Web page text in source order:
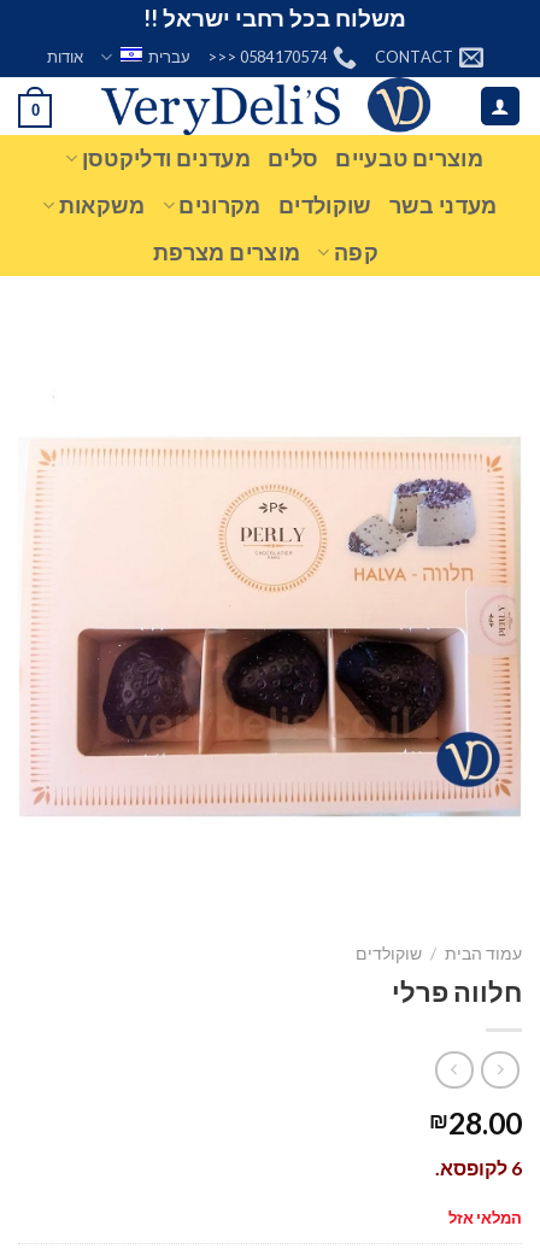
content
משלוח בכל רחבי ישראל !!
CONTACT
0584170574 <<< עברית אודות
0
מוצרים טבעיים סלים
מעדנים ודליקטסן
מעדני בשר
שוקולדים מקרונים
משקאות
קפה
מוצרים מצרפת
עמוד הבית / שוקולדים
חלווה פרלי
₪28.00
6 לקופסא.
המלאי אזל